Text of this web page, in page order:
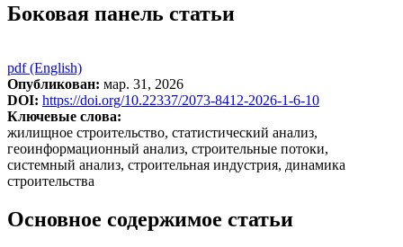
Боковая панель статьи
pdf (English)
Опубликован: мар. 31, 2026
DOI: https://doi.org/10.22337/2073-8412-2026-1-6-10
Ключевые слова:
жилищное строительство, статистический анализ,
геоинформационный анализ, строительные потоки,
системный анализ, строительная индустрия, динамика
строительства
Основное содержимое статьи